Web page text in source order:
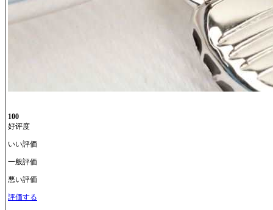
100
好评度
いい評価
一般評価
悪い評価
評価する